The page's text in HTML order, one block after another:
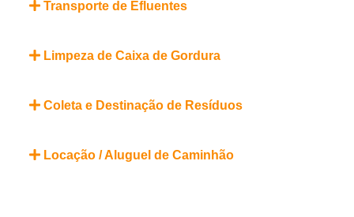
Transporte de Efluentes
Limpeza de Caixa de Gordura
Coleta e Destinação de Resíduos
Locação / Aluguel de Caminhão